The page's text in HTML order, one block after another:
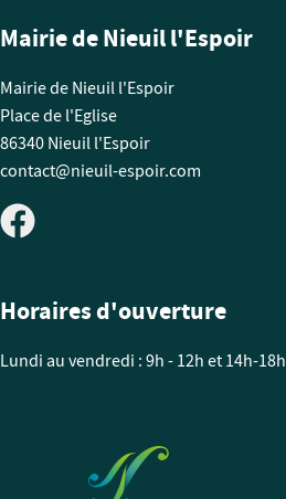
Mairie de Nieuil l'Espoir
Mairie de Nieuil l'Espoir
Place de l'Eglise
86340 Nieuil l'Espoir
contact@nieuil-espoir.com
Horaires d'ouverture
Lundi au vendredi : 9h - 12h et 14h-18h